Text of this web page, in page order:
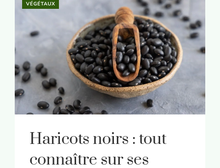
VÉGÉTAUX
Haricots noirs : tout
connaître sur ses